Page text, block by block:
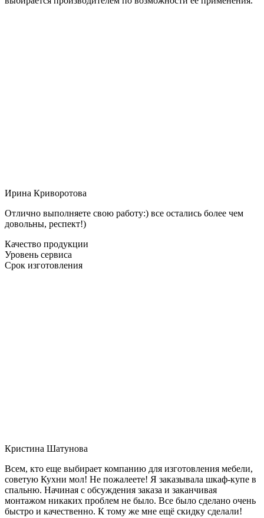
Ирина Криворотова
Отлично выполняете свою работу:) все остались более чем
довольны, респект!)
Качество продукции
Уровень сервиса
Срок изготовления
Кристина Шатунова
Всем, кто еще выбирает компанию для изготовления мебели,
советую Кухни мол! Не пожалеете! Я заказывала шкаф-купе в
спальню. Начиная с обсуждения заказа и заканчивая
монтажом никаких проблем не было. Все было сделано очень
быстро и качественно. К тому же мне ещё скидку сделали!